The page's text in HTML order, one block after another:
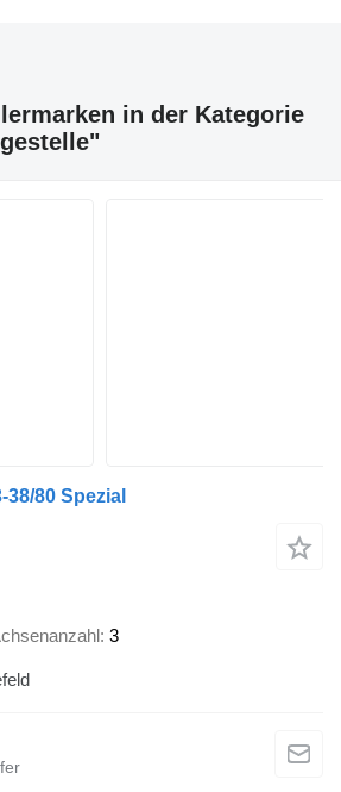
in der Kategorie
80 Spezial
3